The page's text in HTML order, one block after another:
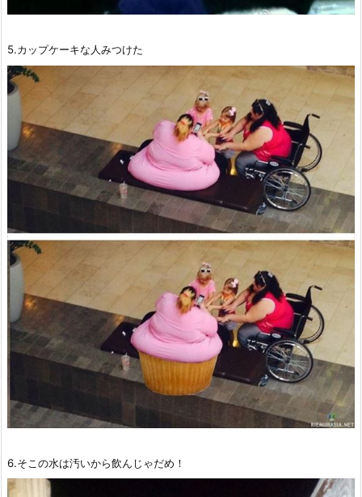
5.カップケーキな人みつけた
6.そこの水は汚いから飲んじゃだめ！